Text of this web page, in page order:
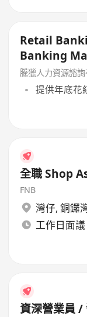
Retail
Banking
騰獵人力資源諮
提供年底花
全職 Shop
FNB
灣仔, 銅鑼
工作日面議
資深營業員 /